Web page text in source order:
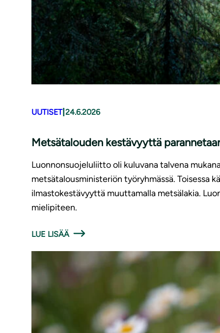
UUTISET| 24.6.2026
Metsätalouden kestävyyttä
Luonnonsuojeluliitto oli kuluvana talvena
metsätalousministeriön työryhmässä. Toisessa
ilmastokestävyyttä muuttamalla metsälakia.
mielipiteen.
LUE LISÄÄ